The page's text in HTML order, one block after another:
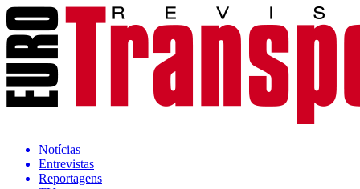
Notícias
Entrevistas
Reportagens